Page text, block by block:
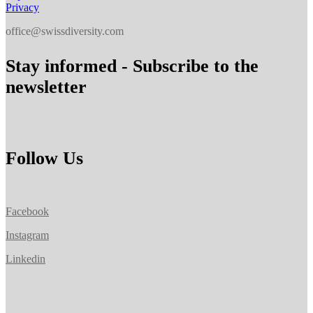
Privacy
office@swissdiversity.com
Stay informed - Subscribe to the
newsletter
Follow Us
Facebook
Instagram
Linkedin